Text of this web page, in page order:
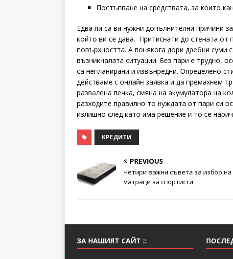
Постъпване на средствата, за които
Едва ли са ви нужни допълнителни причини
който ви се дава. Притиснати до стената от
повърхността. А понякога дори дребни суми
възникналата ситуации. Без пари е трудно,
са непланирани и извънредни. Определено
действаме с онлайн заявка и да премахнем
развалена печка, смяна на акумулатора на
разходите правилно то нуждата от пари си
излишно след като има решение и то се
КРЕДИТИ
PREVIOUS
Четири важни съвета за избор на
матраци за спортисти
ЗА НАШИЯТ САЙТ ::